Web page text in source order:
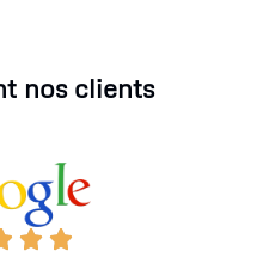
nos clients